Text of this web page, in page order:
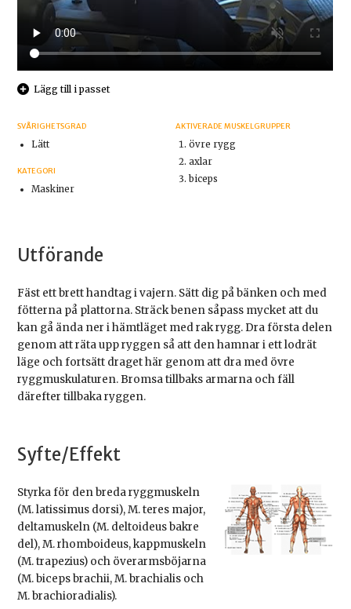
Lägg till i passet
SVÅRIGHETSGRAD
Lätt
KATEGORI
Maskiner
AKTIVERADE MUSKELGRUPPER
övre rygg
axlar
biceps
Utförande
Fäst ett brett handtag i vajern. Sätt dig på bänken och med
fötterna på plattorna. Sträck benen såpass mycket att du
kan gå ända ner i hämtläget med rak rygg. Dra första delen
genom att räta upp ryggen så att den hamnar i ett lodrät
läge och fortsätt draget här genom att dra med övre
ryggmuskulaturen. Bromsa tillbaks armarna och fäll
därefter tillbaka ryggen.
Syfte/Effekt
Styrka för den breda ryggmuskeln
(M. latissimus dorsi), M. teres major,
deltamuskeln (M. deltoideus bakre
del), M. rhomboideus, kappmuskeln
(M. trapezius) och överarmsböjarna
(M. biceps brachii, M. brachialis och
M. brachioradialis).